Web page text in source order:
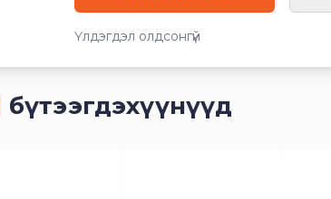
Үлдэгдэл олдсонгүй
бүтээгдэхүүнүүд